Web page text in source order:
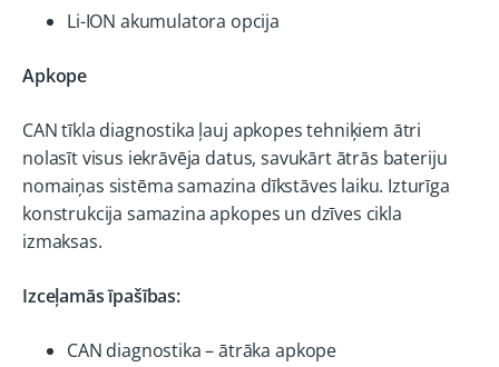
Li-ION akumulatora opcija
Apkope
CAN tīkla diagnostika ļauj apkopes tehniķiem ātri
nolasīt visus iekrāvēja datus, savukārt ātrās bateriju
nomaiņas sistēma samazina dīkstāves laiku. Izturīga
konstrukcija samazina apkopes un dzīves cikla
izmaksas.
Izceļamās īpašības:
CAN diagnostika – ātrāka apkope